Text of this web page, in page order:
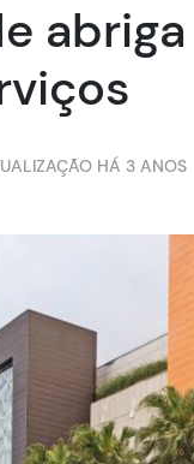
HÁ 3 ANOS